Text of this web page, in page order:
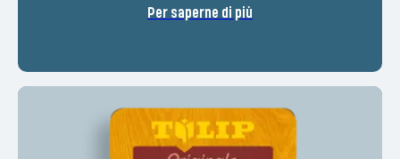
Per saperne di più